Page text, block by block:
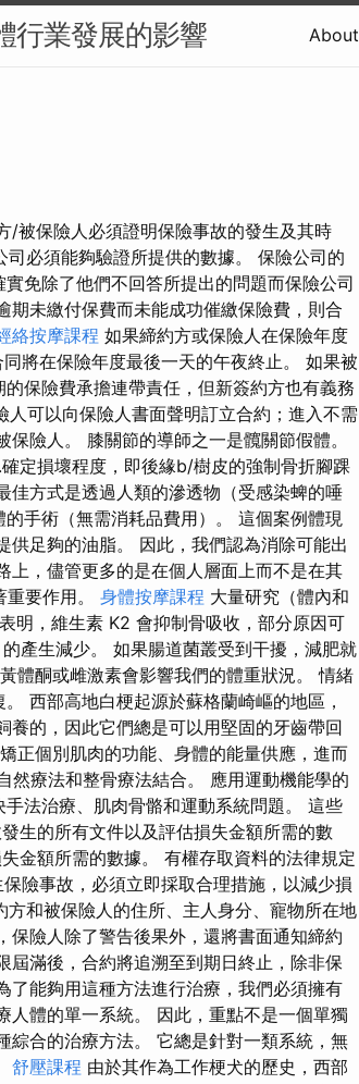
行業發展的影響 About
/被保險人必須證明保險事故的發生及其時
必須能夠驗證所提供的數據。 保險公司的
免除了他們不回答所提出的問題而保險公司
期未繳付保費而未能成功催繳保險費，則合
絡按摩課程 如果締約方或保險人在保險年度
將在保險年度最後一天的午夜終止。 如果被
保險費承擔連帶責任，但新簽約方也有義務
可以向保險人書面聲明訂立合約；進入不需
險人。 膝關節的導師之一是髖關節假體。
定損壞程度，即後緣b/樹皮的強制骨折腳踝
方式是透過人類的滲透物（受感染蜱的唾
手術（無需消耗品費用）。 這個案例體現
足夠的油脂。 因此，我們認為消除可能出
上，儘管更多的是在個人層面上而不是在其
要作用。 身體按摩課程 大量研究（體內和
明，維生素 K2 會抑制骨吸收，部分原因可
產生減少。 如果腸道菌叢受到干擾，減肥就
體酮或雌激素會影響我們的體重狀況。 情緒
西部高地白梗起源於蘇格蘭崎嶇的地區，
的，因此它們總是可以用堅固的牙齒帶回
正個別肌肉的功能、身體的能量供應，進而
療法和整骨療法結合。 應用運動機能學的
法治療、肌肉骨骼和運動系統問題。 這些
生的所有文件以及評估損失金額所需的數
金額所需的數據。 有權存取資料的法律規定
險事故，必須立即採取合理措施，以減少損
和被保險人的住所、主人身分、寵物所在地
保險人除了警告後果外，還將書面通知締約
滿後，合約將追溯至到期日終止，除非保
了能夠用這種方法進行治療，我們必須擁有
人體的單一系統。 因此，重點不是一個單獨
綜合的治療方法。 它總是針對一類系統，無
舒壓課程 由於其作為工作梗犬的歷史，西部